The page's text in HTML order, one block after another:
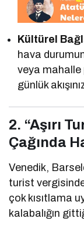
Kültürel
hava
veya mahalle
günlük
2. “Aşırı
Çağında
Venedik,
turist
çok kısıtlama
kalabalığın